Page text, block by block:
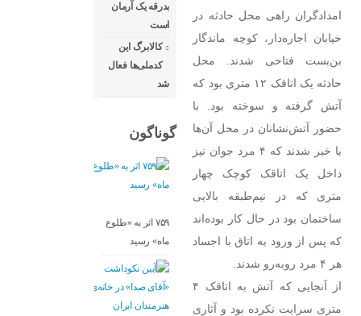
امدادگران راهی محل حادثه در
خیابان اجاره‌دار، کوچه ماندگار
بن‌بست فتاحی شدند. محل
حادثه یک اتاقک ۱۲ متری بود که
آتش گرفته و سوخته بود. با
حضور آتش‌نشانان در محل آن‌ها
با خبر شدند که ۴ مرد جوان نیز
داخل یک اتاقک کوچک چهار
متری که در نیم‌طبقه بالایی
ساختمان بود در حال کار بوده‌اند
که پس از ورود به اتاق با اجساد
هر ۴ مرد روبه‌رو شدند.
از آنجایی که آتش به اتاقک ۴
متری سرایت نکرده بود و آثاری
بدرقه یک آرمان
است
کالابرگ این
کدملی‌ها فعال
شد
گوناگون
۷۵۹ اثر به «طلوع
ماه» رسید